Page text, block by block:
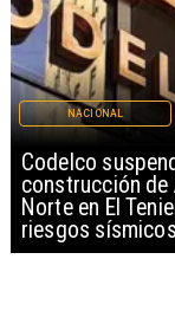
Codelco
construcción de
Norte en El
riesgos sísmicos
NACIONAL